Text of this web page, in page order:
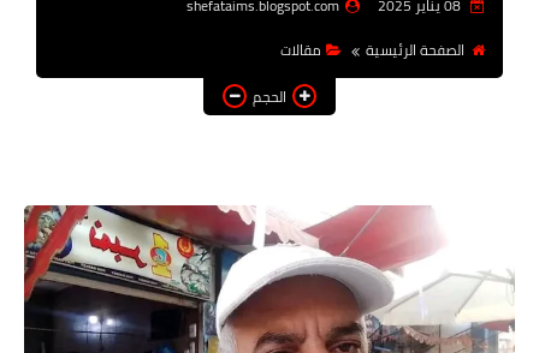
أخبار الرياصة
منوعات
عاجل
اخبار فنيه
التعليم
الصفحة الرئيسية
مقالات
الحجم